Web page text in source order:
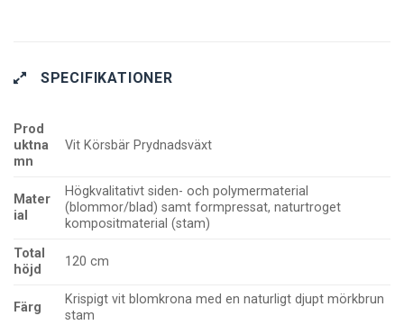
SPECIFIKATIONER
Prod
uktna
mn
Vit Körsbär Prydnadsväxt
Mater
ial
Högkvalitativt siden- och polymermaterial
(blommor/blad) samt formpressat, naturtroget
kompositmaterial (stam)
Total
höjd
120 cm
Färg
Krispigt vit blomkrona med en naturligt djupt mörkbrun
stam